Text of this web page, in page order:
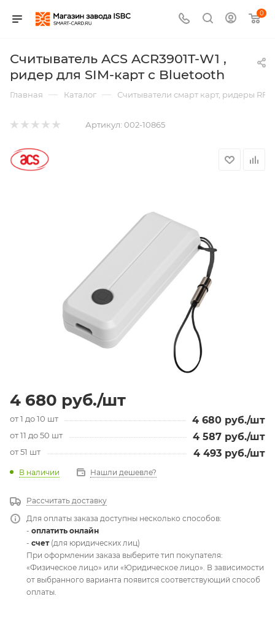
0
Считыватель ACS ACR3901T-W1 ,
ридер для SIM-карт с Bluetooth
Главная — Каталог — Считыватели смарт карт, ридеры
Артикул: 002-10865
4 680 руб./шт
от 1 до 10 шт 4 680 руб./шт
от 11 до 50 шт 4 587 руб./шт
от 51 шт 4 493 руб./шт
В наличии Нашли дешевле?
Рассчитать доставку
Для оплаты заказа доступны несколько способов:
- оплатить онлайн
- счет(для юридических лиц)
При оформлении заказа выберите тип покупателя:
«Физическое лицо» или «Юридическое лицо». В зависимости
от выбранного варианта появится соответствующий способ
оплаты.